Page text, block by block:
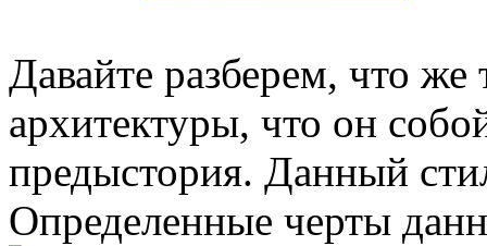
Давайте разберем, что же
архитектуры, что он
предыстория. Данный
Определенные черты